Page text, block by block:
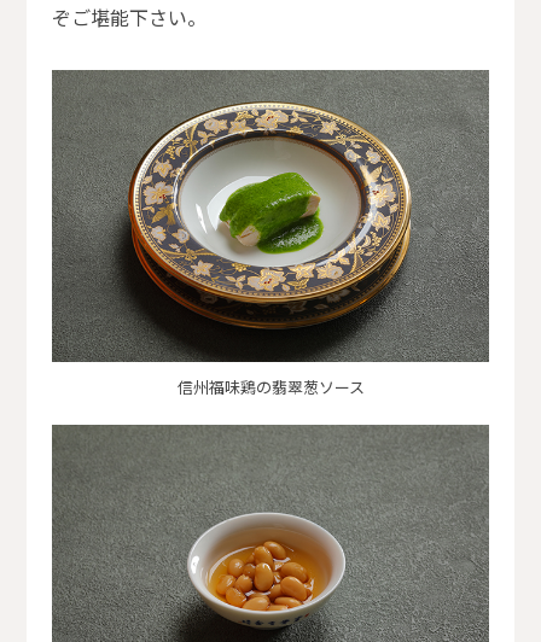
ぞご堪能下さい。
信州福味鶏の翡翠葱ソース